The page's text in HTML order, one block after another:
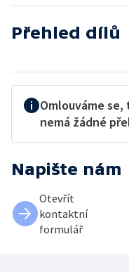
Přehled dílů
Omlouváme
nemá žádné
Napište nám
Otevřít
kontaktní
formulář